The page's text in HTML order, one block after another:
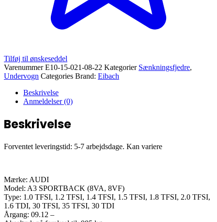
Tilføj til ønskeseddel
VarenummerE10-15-021-08-22 Kategorier Sænkningsfjedre,
Undervogn Categories Brand: Eibach
Beskrivelse
Anmeldelser (0)
Beskrivelse
Forventet leveringstid: 5-7 arbejdsdage. Kan variere
Mærke: AUDI
Model: A3 SPORTBACK (8VA, 8VF)
Type: 1.0 TFSI, 1.2 TFSI, 1.4 TFSI, 1.5 TFSI, 1.8 TFSI, 2.0 TFSI,
1.6 TDI, 30 TFSI, 35 TFSI, 30 TDI
Årgang: 09.12 –